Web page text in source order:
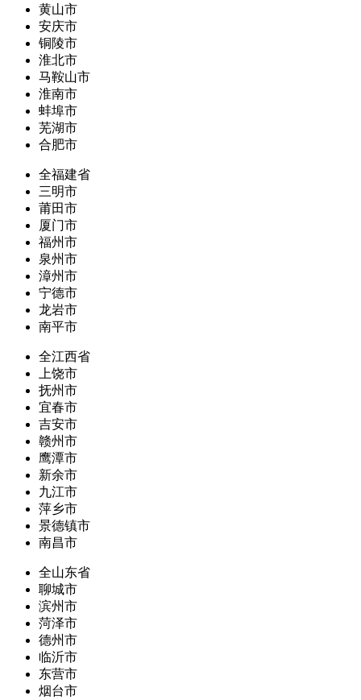
黄山市
安庆市
铜陵市
淮北市
马鞍山市
淮南市
蚌埠市
芜湖市
合肥市
全福建省
三明市
莆田市
厦门市
福州市
泉州市
漳州市
宁德市
龙岩市
南平市
全江西省
上饶市
抚州市
宜春市
吉安市
赣州市
鹰潭市
新余市
九江市
萍乡市
景德镇市
南昌市
全山东省
聊城市
滨州市
菏泽市
德州市
临沂市
东营市
烟台市